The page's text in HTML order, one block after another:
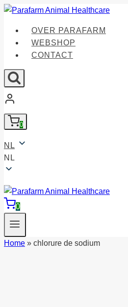
Doorgaan
inhoud
OVER PARAFARM
WEBSHOP
CONTACT
0
NL
NL
0
Home » chlorure de sodium